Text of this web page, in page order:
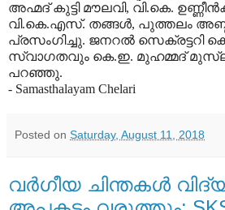
അഹ്മദ് കുട്ടി മൗലവി, വി.കെ.
വി.കെ.എസ്. തങ്ങള്‍, പുത്തലം
പ്രസംഗിച്ചു. ജനറല്‍ സെക്രട്ടറി
സ്വാഗതവും കെ.ഇ. മുഹമ്മദ്
പറഞ്ഞു.
- Samasthalayam Chelari
Posted on Saturday, August 11, 2018
വര്‍ഗീയ ചിന്തകള്‍